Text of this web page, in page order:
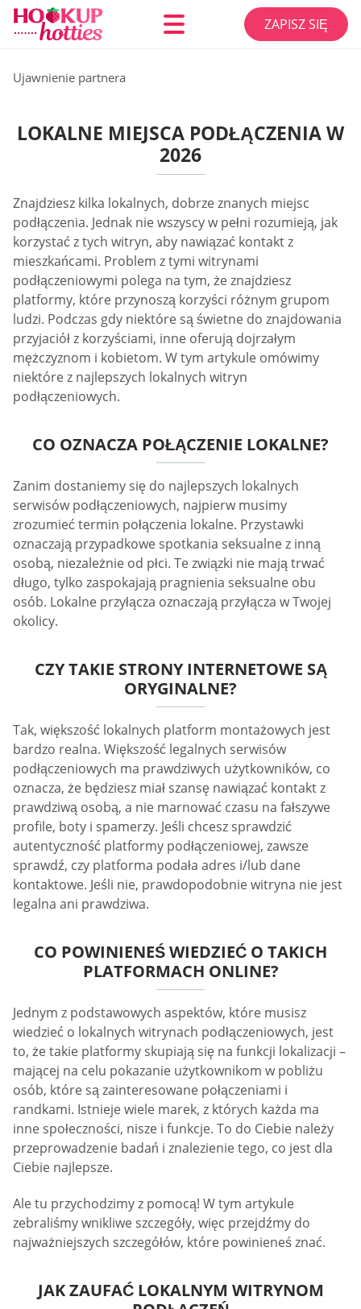
ZAPISZ SIĘ
Ujawnienie partnera
LOKALNE MIEJSCA PODŁĄCZENIA W
2026
Znajdziesz kilka lokalnych, dobrze znanych miejsc
podłączenia. Jednak nie wszyscy w pełni rozumieją, jak
korzystać z tych witryn, aby nawiązać kontakt z
mieszkańcami. Problem z tymi witrynami
podłączeniowymi polega na tym, że znajdziesz
platformy, które przynoszą korzyści różnym grupom
ludzi. Podczas gdy niektóre są świetne do znajdowania
przyjaciół z korzyściami, inne oferują dojrzałym
mężczyznom i kobietom. W tym artykule omówimy
niektóre z najlepszych lokalnych witryn
podłączeniowych.
CO OZNACZA POŁĄCZENIE LOKALNE?
Zanim dostaniemy się do najlepszych lokalnych
serwisów podłączeniowych, najpierw musimy
zrozumieć termin połączenia lokalne. Przystawki
oznaczają przypadkowe spotkania seksualne z inną
osobą, niezależnie od płci. Te związki nie mają trwać
długo, tylko zaspokajają pragnienia seksualne obu
osób. Lokalne przyłącza oznaczają przyłącza w Twojej
okolicy.
CZY TAKIE STRONY INTERNETOWE SĄ
ORYGINALNE?
Tak, większość lokalnych platform montażowych jest
bardzo realna. Większość legalnych serwisów
podłączeniowych ma prawdziwych użytkowników, co
oznacza, że będziesz miał szansę nawiązać kontakt z
prawdziwą osobą, a nie marnować czasu na fałszywe
profile, boty i spamerzy. Jeśli chcesz sprawdzić
autentyczność platformy podłączeniowej, zawsze
sprawdź, czy platforma podała adres i/lub dane
kontaktowe. Jeśli nie, prawdopodobnie witryna nie jest
legalna ani prawdziwa.
CO POWINIENEŚ WIEDZIEĆ O TAKICH
PLATFORMACH ONLINE?
Jednym z podstawowych aspektów, które musisz
wiedzieć o lokalnych witrynach podłączeniowych, jest
to, że takie platformy skupiają się na funkcji lokalizacji –
mającej na celu pokazanie użytkownikom w pobliżu
osób, które są zainteresowane połączeniami i
randkami. Istnieje wiele marek, z których każda ma
inne społeczności, nisze i funkcje. To do Ciebie należy
przeprowadzenie badań i znalezienie tego, co jest dla
Ciebie najlepsze.
Ale tu przychodzimy z pomocą! W tym artykule
zebraliśmy wnikliwe szczegóły, więc przejdźmy do
najważniejszych szczegółów, które powinieneś znać.
JAK ZAUFAĆ LOKALNYM WITRYNOM